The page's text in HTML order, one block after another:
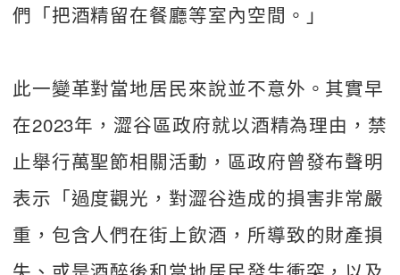
們「把酒精留在餐廳等室內空間。」
此一變革對當地居民來說並不意外。其實早
在2023年，澀谷區政府就以酒精為理由，禁
止舉行萬聖節相關活動，區政府曾發布聲明
表示「過度觀光，對澀谷造成的損害非常嚴
重，包含人們在街上飲酒，所導致的財產損